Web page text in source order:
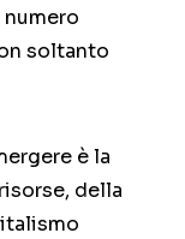
soltanto
è la
della